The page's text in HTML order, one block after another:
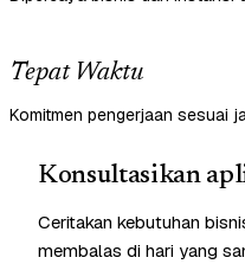
Tepat Waktu
Komitmen pengerjaan sesuai
Konsultasikan
Ceritakan kebutuhan
membalas di hari yang